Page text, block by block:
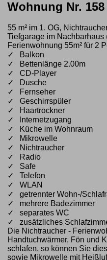
Wohnung Nr.
55 m² im 1. OG,
Tiefgarage im Nachbarhaus
Ferienwohnung 55m² für 2
✓ Balkon
✓ Bettenlänge 2.00m
✓ CD-Player
✓ Dusche
✓ Fernseher
✓ Geschirrspüler
✓ Haartrockner
✓ Internetzugang
✓ Küche im Wohnraum
✓ Mikrowelle
✓ Nichtraucher
✓ Radio
✓ Safe
✓ Telefon
✓ WLAN
✓ getrennter Wohn-/
✓ mehrere Badezimmer
✓ separates WC
✓ zusätzliches
Die Nichtraucher -
Handtuchwärmer, Fön und
schlafen, so können Sie
sowie Mikrowelle mit